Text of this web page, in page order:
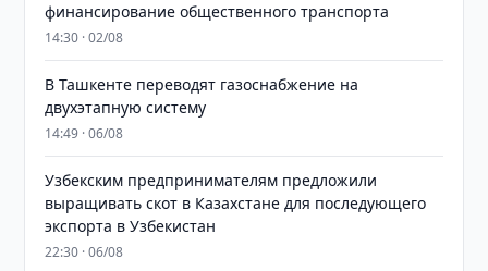
финансирование общественного транспорта
14:30 · 02/08
В Ташкенте переводят газоснабжение на
двухэтапную систему
14:49 · 06/08
Узбекским предпринимателям предложили
выращивать скот в Казахстане для последующего
экспорта в Узбекистан
22:30 · 06/08